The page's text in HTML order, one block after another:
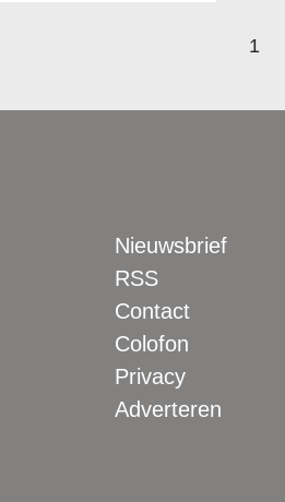
1
Nieuwsbrief
RSS
Contact
Colofon
Privacy
Adverteren